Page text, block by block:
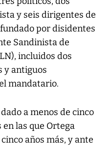
y seis dirigentes de
por disidentes
Sandinista de
incluidos dos
y antiguos
mandatario.
a menos de cinco
en las que Ortega
años más, y ante